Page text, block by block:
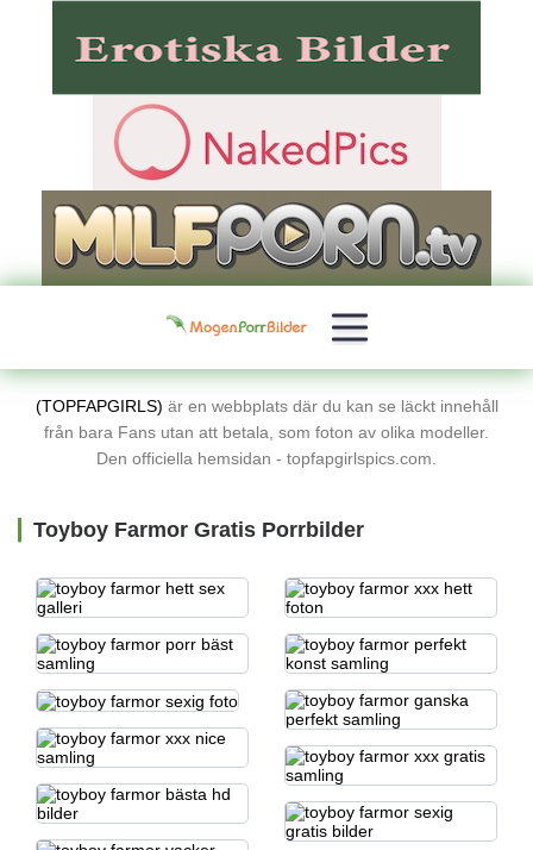
(TOPFAPGIRLS) är en webbplats där du kan se läckt innehåll
från bara Fans utan att betala, som foton av olika modeller.
Den officiella hemsidan - topfapgirlspics.com.
Toyboy Farmor Gratis Porrbilder